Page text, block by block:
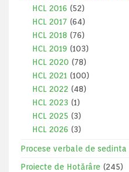
HCL 2016 (52)
HCL 2017 (64)
HCL 2018 (76)
HCL 2019 (103)
HCL 2020 (78)
HCL 2021 (100)
HCL 2022 (48)
HCL 2023 (1)
HCL 2025 (3)
HCL 2026 (3)
Procese verbale de sedinta
Proiecte de Hotărâre (245)